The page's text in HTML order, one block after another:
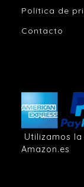
Política de
Contacto
Utilizamos
Amazon.es